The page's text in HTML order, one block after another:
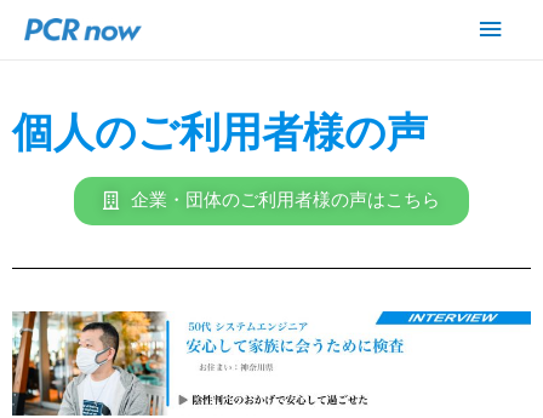
個人のご利用者様の声
企業・団体のご利用者様の声はこちら